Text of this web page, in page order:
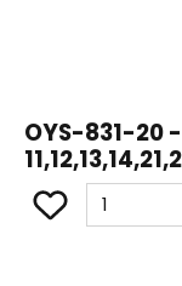
OYS-831-20